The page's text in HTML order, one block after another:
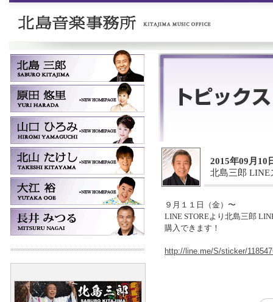
2015年09月10
北島三郎 LINE
９月１１日（金）〜
LINE STOREより北島三郎
購入できます！
http://line.me/S/sticker/